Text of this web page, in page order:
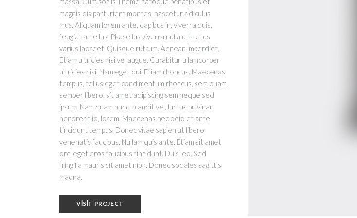
magnis dis parturient montes, nascetur ridiculus
mus. Aliquam lorem ante, dapibus in, viverra quis,
feugiat a, tellus. Phasellus viverra nulla ut metus
varius laoreet. Quisque rutrum. Aenean imperdiet.
Etiam ultricies nisi vel augue. Curabitur ullamcorper
ultricies nisi. Nam eget dui. Etiam rhoncus. Maecenas
tempus, tellus eget condimentum rhoncus, sem quam
semper libero, sit amet adipiscing sem neque sed
ipsum. Nam quam nunc, blandit vel, luctus pulvinar,
hendrerit id, lorem. Maecenas nec odio et ante
tincidunt tempus. Donec vitae sapien ut libero
venenatis faucibus. Nullam quis ante. Etiam sit amet
orci eget eros faucibus tincidunt. Duis leo. Sed
fringilla mauris sit amet nibh. Donec sodales sagittis
maqna.
VISIT PROJECT